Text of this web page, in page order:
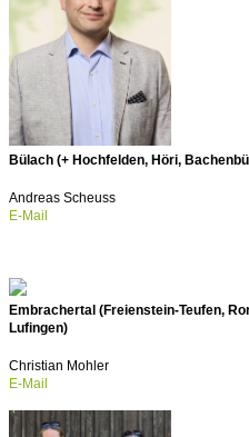
Bülach (+ Hochfelden, Höri,
Andreas Scheuss
E-Mail
Embrachertal (Freienstein-Teufen,
Lufingen)
Christian Mohler
E-Mail